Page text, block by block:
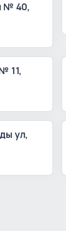
№ 40,
11,
ул,